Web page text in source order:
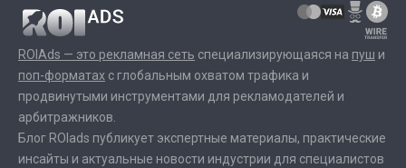
ROIAds — это рекламная сеть специализирующаяся на пуш и
поп-форматах с глобальным охватом трафика и
продвинутыми инструментами для рекламодателей и
арбитражников.
Блог ROIads публикует экспертные материалы, практические
инсайты и актуальные новости индустрии для специалистов